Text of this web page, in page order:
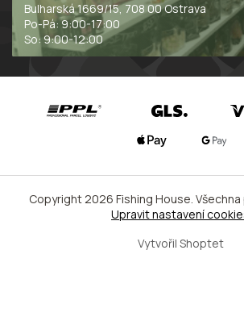
Bulharská 1669/15, 708 00 Ostrava
Po-Pá: 9:00-17:00
So: 9:00-12:00
Vytvořil Shoptet
Copyright 2026 Fishing House.
Upravit nastavení